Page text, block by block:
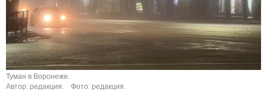
Туман в Воронеже.
Автор: редакция.
Фото: редакция.